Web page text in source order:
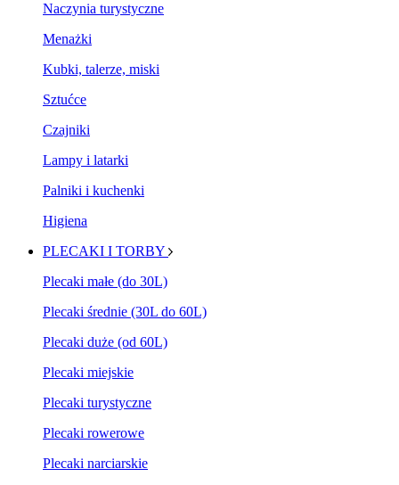
Naczynia turystyczne
Menażki
Kubki, talerze, miski
Sztućce
Czajniki
Lampy i latarki
Palniki i kuchenki
Higiena
PLECAKI I TORBY
Plecaki małe (do 30L)
Plecaki średnie (30L do 60L)
Plecaki duże (od 60L)
Plecaki miejskie
Plecaki turystyczne
Plecaki rowerowe
Plecaki narciarskie